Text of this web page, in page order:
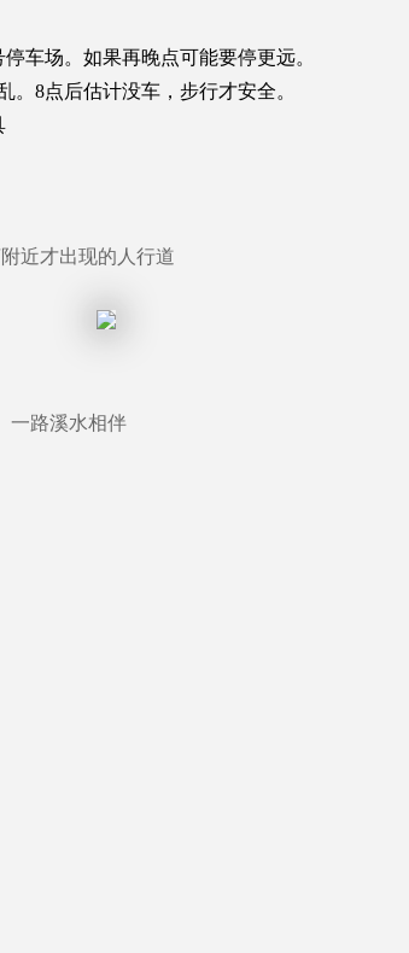
车场。如果再晚点可能要停更远。
8点后估计没车，步行才安全。
近才出现的人行道
一路溪水相伴